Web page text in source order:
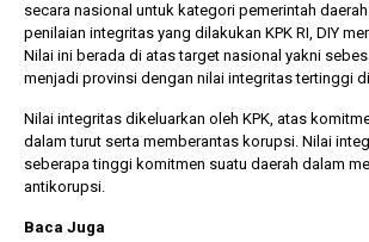
secara nasional untuk kategori pemerintah
penilaian integritas yang dilakukan KPK RI, DIY
Nilai ini berada di atas target nasional yakni
menjadi provinsi dengan nilai integritas tertinggi
Nilai integritas dikeluarkan oleh KPK, atas
dalam turut serta memberantas korupsi. Nilai
seberapa tinggi komitmen suatu daerah dalam
antikorupsi.
Baca Juga
1 tahun lalu
Banyak Gugatan di
Pilkada 2024, Legislator
Ragukan SDM Bawaslu